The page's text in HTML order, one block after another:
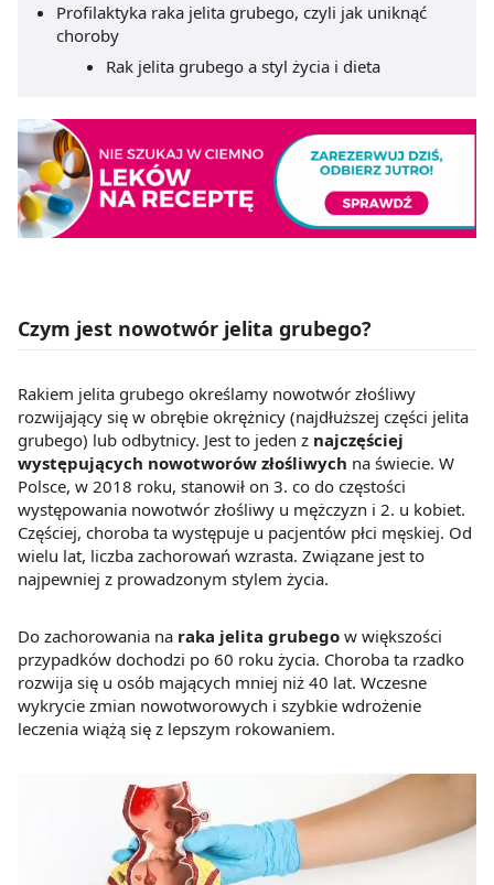
Profilaktyka raka jelita grubego, czyli jak uniknąć
choroby
Rak jelita grubego a styl życia i dieta
Czym jest nowotwór jelita grubego?
Rakiem jelita grubego określamy nowotwór złośliwy
rozwijający się w obrębie okrężnicy (najdłuższej części jelita
grubego) lub odbytnicy. Jest to jeden z najczęściej
występujących nowotworów złośliwych na świecie. W
Polsce, w 2018 roku, stanowił on 3. co do częstości
występowania nowotwór złośliwy u mężczyzn i 2. u kobiet.
Częściej, choroba ta występuje u pacjentów płci męskiej. Od
wielu lat, liczba zachorowań wzrasta. Związane jest to
najpewniej z prowadzonym stylem życia.
Do zachorowania na raka jelita grubego w większości
przypadków dochodzi po 60 roku życia. Choroba ta rzadko
rozwija się u osób mających mniej niż 40 lat. Wczesne
wykrycie zmian nowotworowych i szybkie wdrożenie
leczenia wiążą się z lepszym rokowaniem.